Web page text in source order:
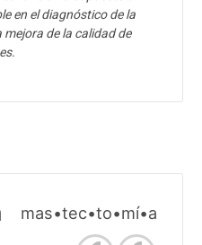
en el diagnóstico de la
mejora de la calidad de
mas•tec•to•mí•a